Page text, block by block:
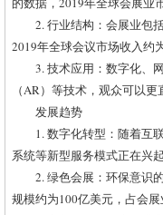
2. 行业结构：会展业包
2019年全球会议市场收入约
3. 技术应用：数字化、
（AR）等技术，观众可以更
发展趋势
1. 数字化转型：随着互
系统等新型服务模式正在兴起
2. 绿色会展：环保意识
规模约为100亿美元，占会展